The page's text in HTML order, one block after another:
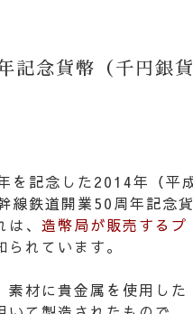
記念貨幣（千円銀
を記念した2014年（平
線鉄道開業50周年記念
、 造幣局が販売するプ
られています。
素材に貴金属を使用した